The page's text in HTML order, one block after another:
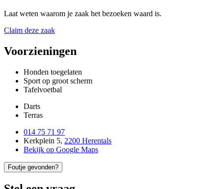
Laat weten waarom je zaak het bezoeken waard is.
Claim deze zaak
Voorzieningen
Honden toegelaten
Sport op groot scherm
Tafelvoetbal
Darts
Terras
014 75 71 97
Kerkplein 5, 2200 Herentals
Bekijk op Google Maps
Foutje gevonden?